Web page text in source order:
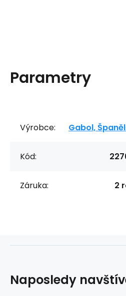
Parametry
Výrobce: Gabol,
Kód:
Záruka: 2
Naposledy